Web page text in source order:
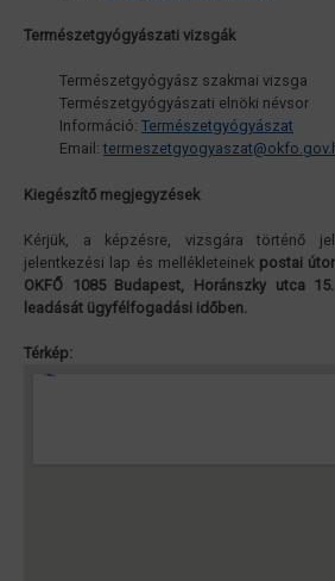
Természetgyógyászati vizsgák
Természetgyógyász szakmai vizsga
Természetgyógyászati elnöki névsor
Információ: Természetgyógyászat
Email:
Kiegészítő megjegyzések
Kérjük, a képzésre, vizsgára történő
jelentkezési lap és mellékleteinek postai
OKFŐ 1085 Budapest, Horánszky utca 15.
leadását ügyfélfogadási időben.
Térkép: